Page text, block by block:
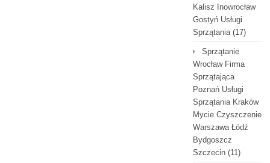
Kalisz Inowrocław
Gostyń Usługi
Sprzątania(17)
Sprzątanie
Wrocław Firma
Sprzątająca
Poznań Usługi
Sprzątania Kraków
Mycie Czyszczenie
Warszawa Łódź
Bydgoszcz
Szczecin (11)